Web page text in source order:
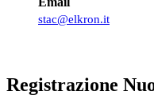
stac@elkron.it
Registrazione